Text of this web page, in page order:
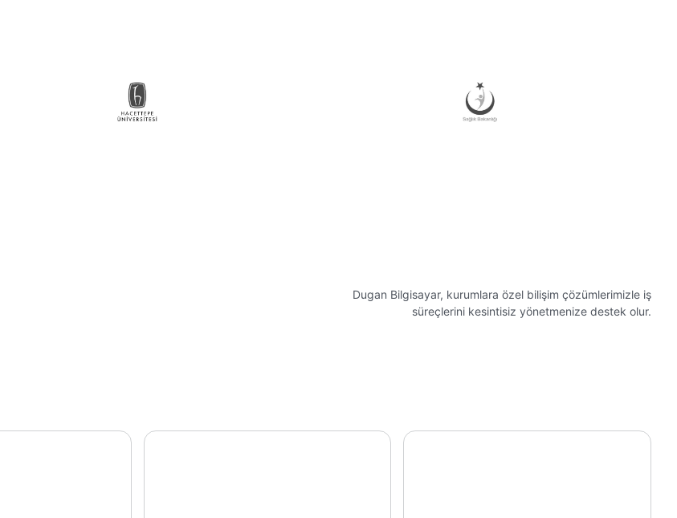
Dugan Bilgisayar, kurumlara özel bilişim çözümlerimizle iş
süreçlerini kesintisiz yönetmenize destek olur.